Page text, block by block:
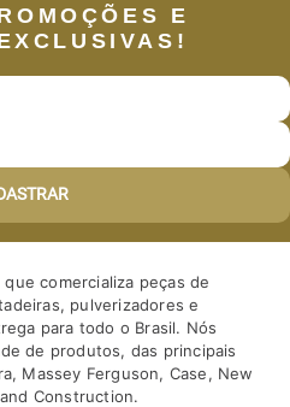
E
comercializa peças de
pulverizadores e
para todo o Brasil. Nós
de produtos, das principais
Massey Ferguson, Case, New
Construction.